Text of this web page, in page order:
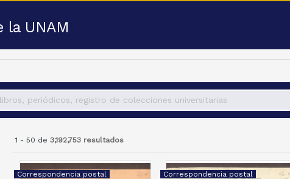
la UNAM
1 - 50 de 3,192,753 resultados
Correspondencia postal Correspondencia postal